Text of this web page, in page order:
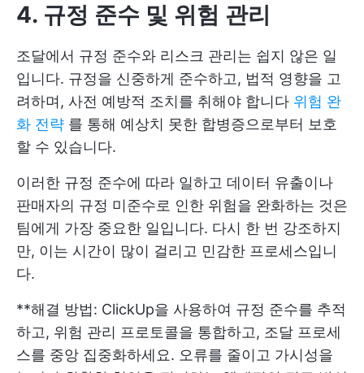
4. 규정 준수 및 위험 관리
조달에서 규정 준수와 리스크 관리는 쉽지 않은 일
입니다. 규정을 신중하게 준수하고, 법적 영향을 고
려하며, 사전 예방적 조치를 취해야 합니다 위험 완
화 전략 를 통해 예상치 못한 합병증으로부터 보호
할 수 있습니다.
이러한 규정 준수에 따라 일하고 데이터 유출이나
판매자의 규정 미준수로 인한 위험을 완화하는 것은
팀에게 가장 중요한 일입니다. 다시 한 번 강조하지
만, 이는 시간이 많이 걸리고 민감한 프로세스입니
다.
**해결 방법: ClickUp을 사용하여 규정 준수를 추적
하고, 위험 관리 프로토콜을 통합하고, 조달 프로세
스를 중앙 집중화하세요. 오류를 줄이고 가시성을